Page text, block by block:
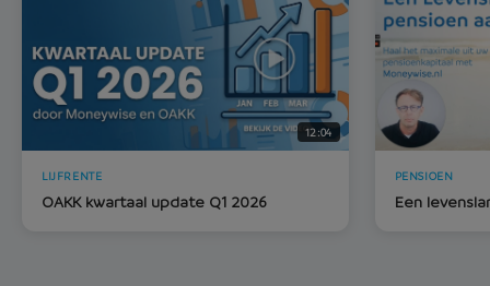
12:04
LIJFRENTE
OAKK kwartaal update Q1 2026
PENSIOEN
Een